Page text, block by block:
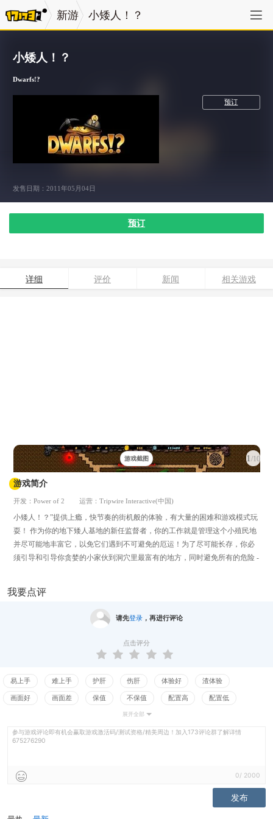
新游 小矮人！？
小矮人！？
Dwarfs!?
预订
发售日期：2011年05月04日
预订
详细 评价 新闻 相关游戏
1 /10
游戏截图
游戏简介
开发：Power of 2 运营：Tripwire Interactive(中国)
小矮人！？”提供上瘾，快节奏的街机般的体验，有大量的困难和游戏模式玩
耍！ 作为你的地下矮人基地的新任监督者，你的工作就是管理这个小殖民地
并尽可能地丰富它，以免它们遇到不可避免的厄运！为了尽可能长存，你必
须引导和引导你贪婪的小家伙到洞穴里最富有的地方，同时避免所有的危险 -
为你而死，并带走其他人。但是，如果蜘蛛女王为你而来的一切都失败了 -
用前哨的矮人大炮，并向她射击小矮人！ 世界上只有三个确定的东西：死
亡，税收和矮人总是挖得太深！ 主要特征 所有的年龄和玩家的技能水平，随
机生成的洞穴，所以每次游戏是不同的乐趣。 疯狂上瘾的街机模式：4个难度
级别，从休闲到疯狂的硬核，从5分钟的时间限制，无尽的，随机生成的洞穴
塔。你的小矮人挖掘路线。然后你防御怪物的波浪！
我要点评
请先登录，再进行评论
点击评分
易上手 难上手 护肝 伤肝 体验好 渣体验
画面好 画面差 保值 不保值 配置高 配置低
强社交
展开全部
参与游戏评论即有机会赢取游戏激活码/测试资格/精美周边！加入173评论群了解详情
675276290
0/ 2000
发布